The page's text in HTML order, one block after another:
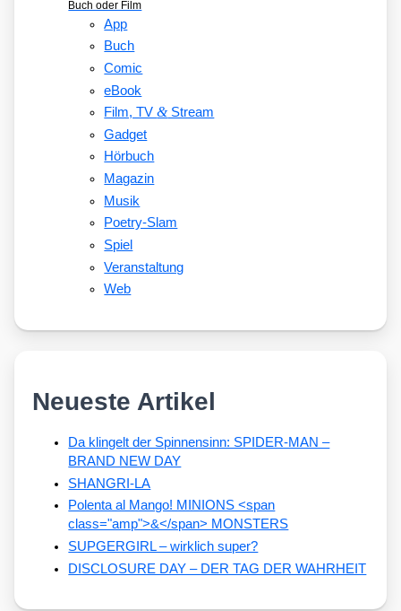
Buch oder Film
App
Buch
Comic
eBook
Film, TV&Stream
Gadget
Hörbuch
Magazin
Musik
Poetry-Slam
Spiel
Veranstaltung
Web
Neueste Artikel
Da klingelt der Spinnensinn: SPIDER-MAN –
BRAND NEW DAY
SHANGRI-LA
Polenta al Mango! MINIONS <span
class="amp">&</span> MONSTERS
SUPGERGIRL – wirklich super?
DISCLOSURE DAY – DER TAG DER WAHRHEIT